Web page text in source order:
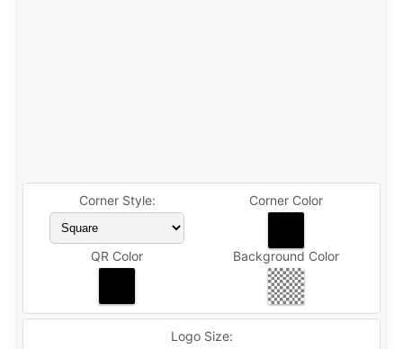
Corner Style: Corner Color
QR Color Background Color
Logo Size: